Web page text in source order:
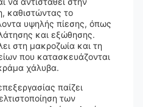
καθιστώντας το
υψηλής πίεσης, όπως
και εξώθησης.
στη μακροζωία και τη
που κατασκευάζονται
χάλυβα.
παίζει
των